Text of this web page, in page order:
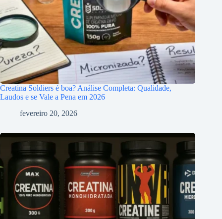
Creatina Soldiers é boa? Análise Completa: Qualidade,
Laudos e se Vale a Pena em 2026
fevereiro 20, 2026